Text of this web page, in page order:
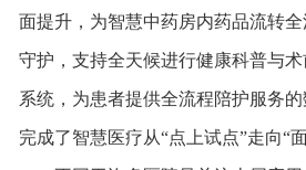
面提升，为智慧中药房内药品流转
守护，支持全天候进行健康科普与
系统，为患者提供全流程陪护服务
完成了智慧医疗从“点上试点”走向“